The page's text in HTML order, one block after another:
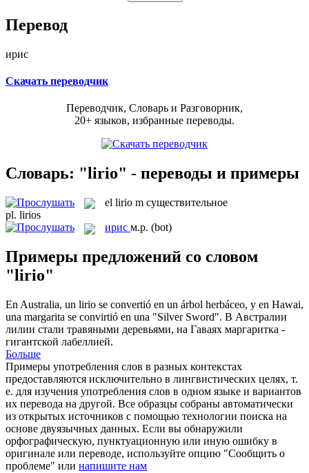
Перевод
ирис
Скачать переводчик
Переводчик, Словарь и Разговорник,
20+ языков, избранные переводы.
Словарь: "lirio" - переводы и примеры
el lirio m существительное
pl. lirios
ирис м.р. (bot)
Примеры предложений со словом
"lirio"
En Australia, un lirio se convertió en un árbol herbáceo, y en Hawai,
una margarita se convirtió en una "Silver Sword". В Австралии
лилии стали травяными деревьями, на Гаваях маргаритка -
гигантской лабеллией.
Больше
Примеры употребления слов в разных контекстах
предоставляются исключительно в лингвистических целях, т.
е. для изучения употребления слов в одном языке и вариантов
их перевода на другой. Все образцы собраны автоматически
из открытых источников с помощью технологии поиска на
основе двуязычных данных. Если вы обнаружили
орфографическую, пунктуационную или иную ошибку в
оригинале или переводе, используйте опцию "Сообщить о
проблеме" или напишите нам